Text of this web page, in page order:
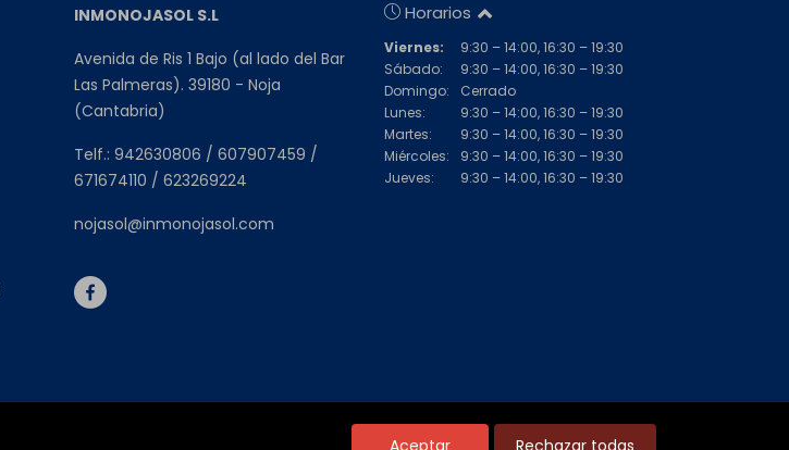
Aceptar Rechazar todas
INMONOJASOL S.L
Avenida de Ris 1 Bajo (al lado del Bar
Las Palmeras). 39180 - Noja
(Cantabria)
Telf.: 942630806 / 607907459 /
671674110 / 623269224
nojasol@inmonojasol.com
Horarios
Viernes:
9:30 – 14:00, 16:30 – 19:30
Sábado:
9:30 – 14:00, 16:30 – 19:30
Domingo:
Cerrado
Lunes:
9:30 – 14:00, 16:30 – 19:30
Martes:
9:30 – 14:00, 16:30 – 19:30
Miércoles:
9:30 – 14:00, 16:30 – 19:30
Jueves:
9:30 – 14:00, 16:30 – 19:30